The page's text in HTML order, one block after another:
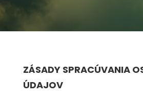
ZÁSADY SPRACÚVANIA
ÚDAJOV